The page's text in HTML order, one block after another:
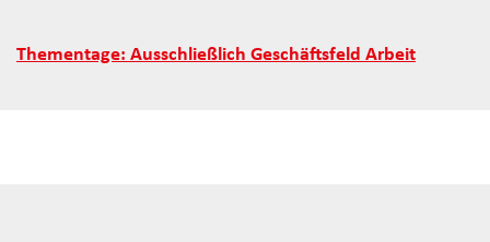
Thementage:
Thementage: Ausschließlich Geschäftsfeld Arbeit